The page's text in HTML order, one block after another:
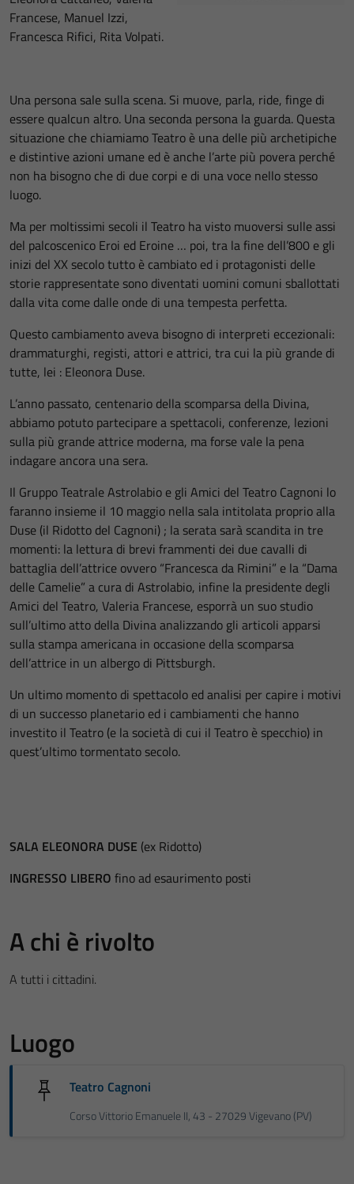
Francese, Manuel Izzi,
Francesca Rifici, Rita Volpati.
Una persona sale sulla scena. Si muove, parla, ride, finge di
essere qualcun altro. Una seconda persona la guarda. Questa
situazione che chiamiamo Teatro è una delle più archetipiche
e distintive azioni umane ed è anche l’arte più povera perché
non ha bisogno che di due corpi e di una voce nello stesso
luogo.
Ma per moltissimi secoli il Teatro ha visto muoversi sulle assi
del palcoscenico Eroi ed Eroine … poi, tra la fine dell’800 e gli
inizi del XX secolo tutto è cambiato ed i protagonisti delle
storie rappresentate sono diventati uomini comuni sballottati
dalla vita come dalle onde di una tempesta perfetta.
Questo cambiamento aveva bisogno di interpreti eccezionali:
drammaturghi, registi, attori e attrici, tra cui la più grande di
tutte, lei : Eleonora Duse.
L’anno passato, centenario della scomparsa della Divina,
abbiamo potuto partecipare a spettacoli, conferenze, lezioni
sulla più grande attrice moderna, ma forse vale la pena
indagare ancora una sera.
Il Gruppo Teatrale Astrolabio e gli Amici del Teatro Cagnoni lo
faranno insieme il 10 maggio nella sala intitolata proprio alla
Duse (il Ridotto del Cagnoni) ; la serata sarà scandita in tre
momenti: la lettura di brevi frammenti dei due cavalli di
battaglia dell’attrice ovvero “Francesca da Rimini” e la “Dama
delle Camelie” a cura di Astrolabio, infine la presidente degli
Amici del Teatro, Valeria Francese, esporrà un suo studio
sull’ultimo atto della Divina analizzando gli articoli apparsi
sulla stampa americana in occasione della scomparsa
dell’attrice in un albergo di Pittsburgh.
Un ultimo momento di spettacolo ed analisi per capire i motivi
di un successo planetario ed i cambiamenti che hanno
investito il Teatro (e la società di cui il Teatro è specchio) in
quest’ultimo tormentato secolo.
SALA ELEONORA DUSE (ex Ridotto)
INGRESSO LIBERO fino ad esaurimento posti
A chi è rivolto
A tutti i cittadini.
Luogo
Teatro Cagnoni
Corso Vittorio Emanuele II, 43 - 27029 Vigevano (PV)